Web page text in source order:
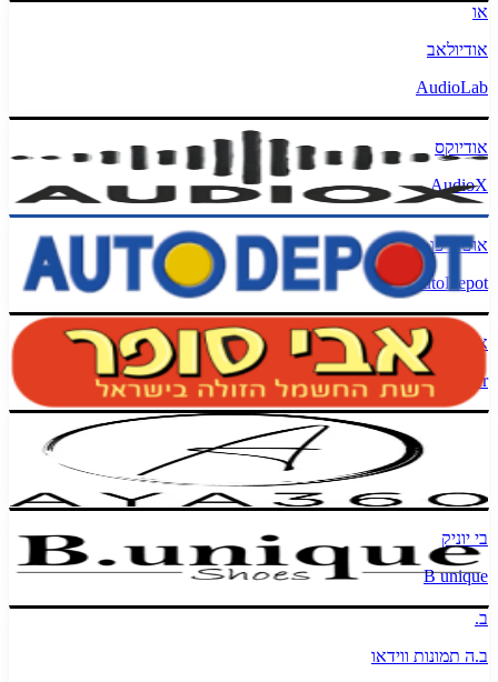
או
אודיולאב
AudioLab
אודיוקס
AudioX
אוטודיפו
AutoDepot
אבי סופר
Avi Sofer
בי יוניק
B unique
ב.
ב.ה תמונות ווידאו